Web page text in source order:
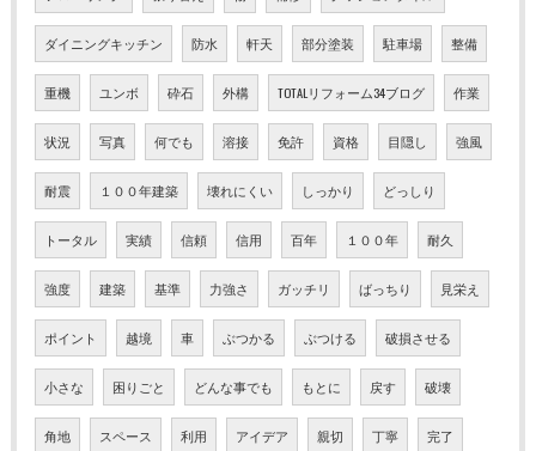
ダイニングキッチン 防水 軒天 部分塗装 駐車場 整備
重機 ユンボ 砕石 外構 TOTALリフォーム34ブログ 作業
状況 写真 何でも 溶接 免許 資格 目隠し 強風
耐震 １００年建築 壊れにくい しっかり どっしり
トータル 実績 信頼 信用 百年 １００年 耐久
強度 建築 基準 力強さ ガッチリ ばっちり 見栄え
ポイント 越境 車 ぶつかる ぶつける 破損させる
小さな 困りごと どんな事でも もとに 戻す 破壊
角地 スペース 利用 アイデア 親切 丁寧 完了